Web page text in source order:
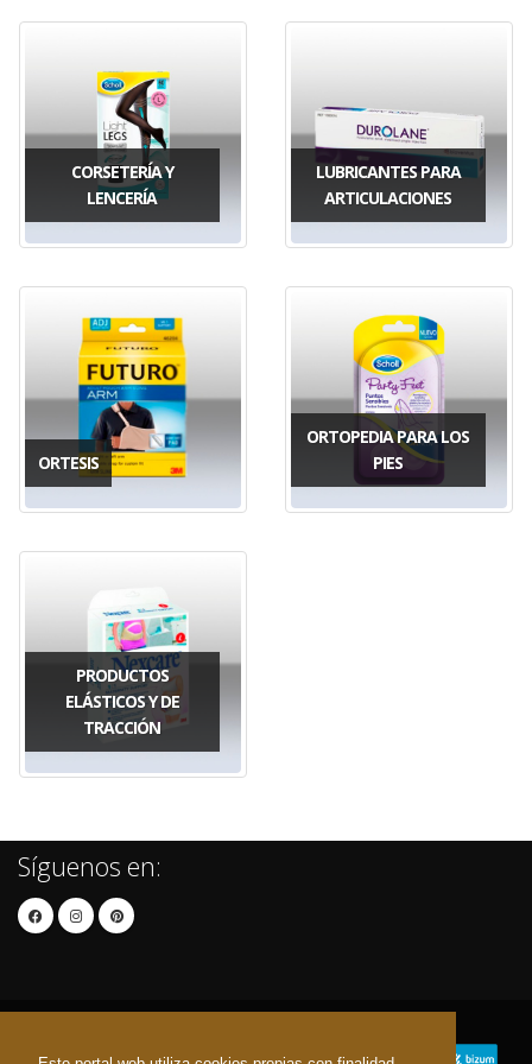
CORSETERÍA Y
LENCERÍA
LUBRICANTES PARA
ARTICULACIONES
ORTESIS
ORTOPEDIA PARA LOS
PIES
PRODUCTOS
ELÁSTICOS Y DE
TRACCIÓN
Síguenos en: